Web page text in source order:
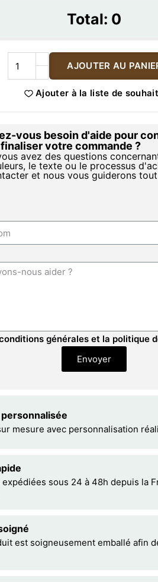
Total: 0
AJOUTER AU
Ajouter à la liste de
vous besoin d'aide pour
votre commande ?
avez des questions
le texte ou le processus
et nous vous guiderons
générales et la politique
Envoyer
mesure avec personnalisation
expédiées sous 24 à 48h depuis la
est soigneusement emballé afin